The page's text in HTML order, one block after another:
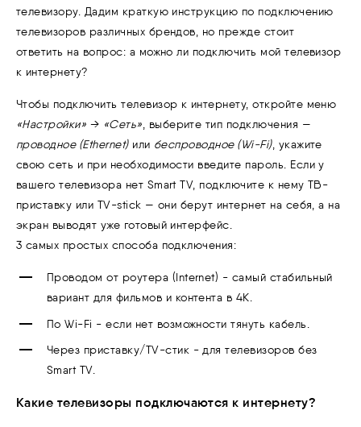
телевизору. Дадим краткую инструкцию по подключению
телевизоров различных брендов, но прежде стоит
ответить на вопрос: а можно ли подключить мой телевизор
к интернету?
Чтобы подключить телевизор к интернету, откройте меню
«Настройки» → «Сеть», выберите тип подключения —
проводное (Ethernet)или беспроводное (Wi-Fi), укажите
свою сеть и при необходимости введите пароль. Если у
вашего телевизора нет Smart TV, подключите к нему ТВ-
приставку или TV-stick — они берут интернет на себя, а на
экран выводят уже готовый интерфейс.
3 самых простых способа подключения:
Проводом от роутера (Internet) - самый стабильный
вариант для фильмов и контента в 4К.
По Wi-Fi - если нет возможности тянуть кабель.
Через приставку/TV-стик - для телевизоров без
Smart TV.
Какие телевизоры подключаются к интернету?